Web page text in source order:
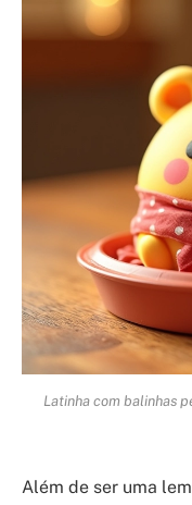
Latinha com balinhas
Além de ser uma